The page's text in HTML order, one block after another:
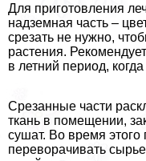
Для приготовления
надземная часть –
срезать не нужно,
растения.
в летний период, когда
Срезанные части
ткань в помещении,
сушат. Во время этого
переворачивать